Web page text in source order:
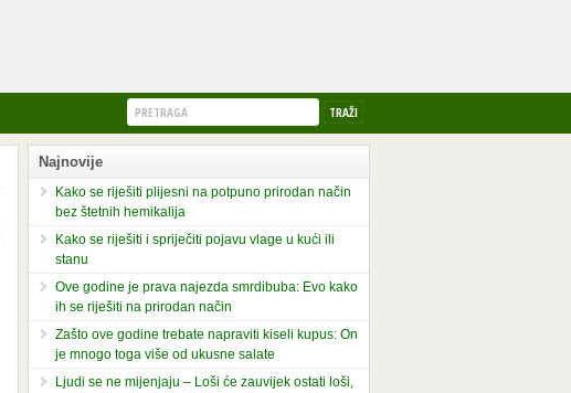
Najnovije
Kako se riješiti plijesni na potpuno prirodan način
bez štetnih hemikalija
Kako se riješiti i spriječiti pojavu vlage u kući ili
stanu
Ove godine je prava najezda smrdibuba: Evo kako
ih se riješiti na prirodan način
Zašto ove godine trebate napraviti kiseli kupus: On
je mnogo toga više od ukusne salate
Ljudi se ne mijenjaju – Loši će zauvijek ostati loši,